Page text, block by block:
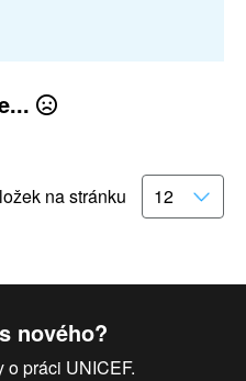
na stránku
nového?
o práci UNICEF.